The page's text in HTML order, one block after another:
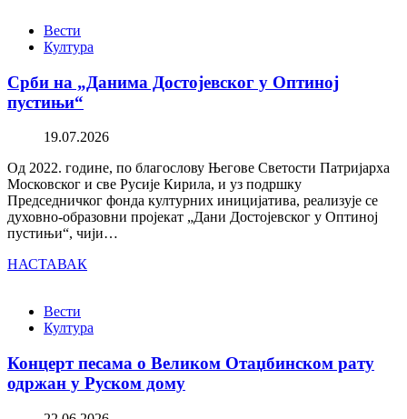
Вести
Култура
Срби на „Данима Достојевског у Оптиној
пустињи“
19.07.2026
Од 2022. године, по благослову Његове Светости Патријарха
Московског и све Русије Кирила, и уз подршку
Председничког фонда културних иницијатива, реализује се
духовно-образовни пројекат „Дани Достојевског у Оптиној
пустињи“, чији…
НАСТАВАК
Вести
Култура
Концерт песама о Великом Отаџбинском рату
одржан у Руском дому